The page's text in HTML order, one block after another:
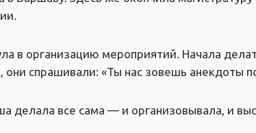
в организацию мероприятий. Начала
они спрашивали: «Ты нас зовешь анекдоты
делала все сама — и организовывала, и